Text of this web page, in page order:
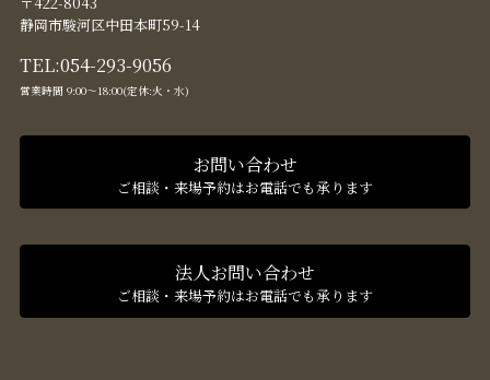
静岡市駿河区中田本町59-14
TEL:054-293-9056
営業時間 9:00〜18:00(定休:火・水)
お問い合わせ
ご相談・来場予約はお電話でも承ります
法人お問い合わせ
ご相談・来場予約はお電話でも承ります